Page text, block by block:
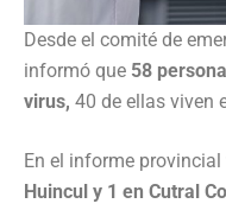
Desde el comité de
informó que 58
virus, 40 de ellas viven
En el informe provincial
Huincul y 1 en Cutral